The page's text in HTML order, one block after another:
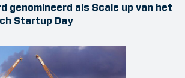
genomineerd als Scale up van het
Startup Day